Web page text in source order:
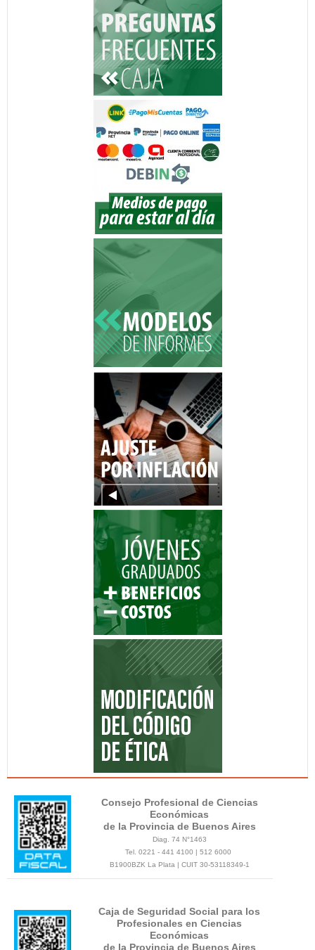
Consejo Profesional de Ciencias
Económicas
de la Provincia de Buenos Aires
Diag. 74 N°1463
Tel. 0221 - 441 4100 | 512 6000
B1900BZK La Plata | CUIT 30-53118349-1
Caja de Seguridad Social para los
Profesionales en Ciencias
Económicas
de la Provincia de Buenos Aires